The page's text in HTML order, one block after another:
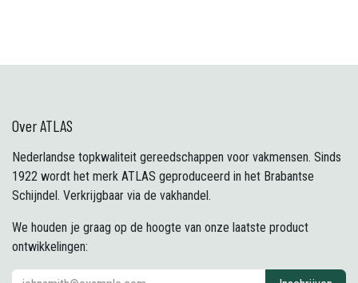
Over ATLAS
Nederlandse topkwaliteit gereedschappen voor vakmensen. Sinds
1922 wordt het merk ATLAS geproduceerd in het Brabantse
Schijndel. Verkrijgbaar via de vakhandel.
We houden je graag op de hoogte van onze laatste product
ontwikkelingen: